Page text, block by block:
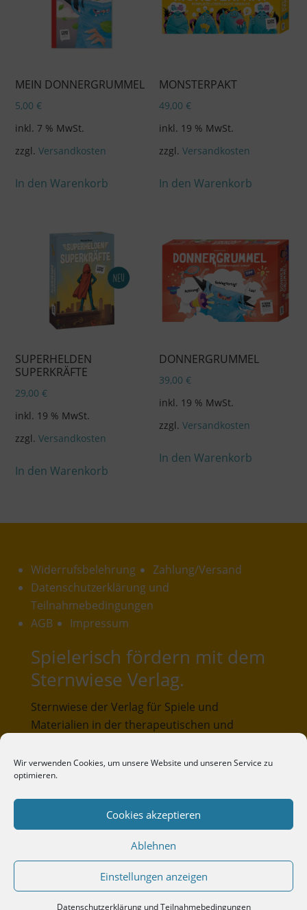
Wir verwenden Cookies, um unsere Website und unseren Service zu
optimieren.
Cookies akzeptieren
Ablehnen
Einstellungen anzeigen
Datenschutzerklärung und Teilnahmebedingungen
Zum Warenkorb
MEIN DONNERGRUMMEL
5,00€
inkl. 7 % MwSt.
zzgl.Versandkosten
In den Warenkorb
MONSTERPAKT
49,00€
inkl. 19 % MwSt.
zzgl.Versandkosten
In den Warenkorb
SUPERHELDEN
SUPERKRÄFTE
29,00€
inkl. 19 % MwSt.
zzgl.Versandkosten
In den Warenkorb
DONNERGRUMMEL
39,00€
inkl. 19 % MwSt.
zzgl.Versandkosten
In den Warenkorb
Widerrufsbelehrung
Zahlung/Versand
Datenschutzerklärung und
Teilnahmebedingungen
AGB
Impressum
Spielerisch fördern mit dem
Sternwiese Verlag.
Sternwiese der Verlag für Spiele und
Materialien in der therapeutischen und
umfasst Spiele und Materialien, die in der
pädagogischen und therapeutischen Praxis
entwickelt und erprobt wurden.
Sternwiese-Verlag
33719 Bielefeld
Telefon: 0521-3298317
Mail: kontakt@sternwiese-verlag.de